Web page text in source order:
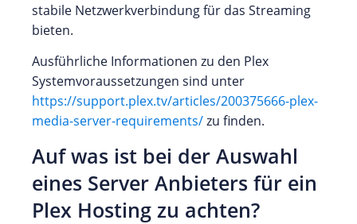
stabile Netzwerkverbindung für das Streaming
bieten.
Ausführliche Informationen zu den Plex
Systemvoraussetzungen sind unter
https://support.plex.tv/articles/200375666-plex-
media-server-requirements/zu finden.
Auf was ist bei der Auswahl
eines Server Anbieters für ein
Plex Hosting zu achten?